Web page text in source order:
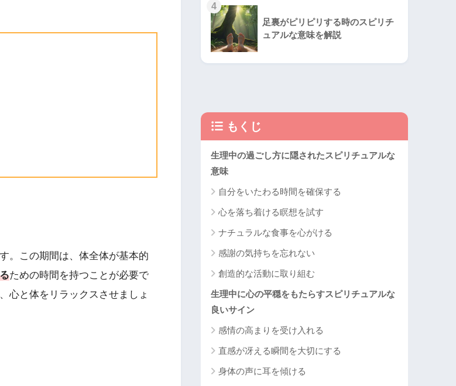
。この期間は、体全体が基本的
ための時間を持つことが必要で
心と体をリラックスさせましょ
4
足裏がピリピリする時のスピリチ
ュアルな意味を解説
もくじ
生理中の過ごし方に隠されたスピリチュアルな
意味
自分をいたわる時間を確保する
心を落ち着ける瞑想を試す
ナチュラルな食事を心がける
感謝の気持ちを忘れない
創造的な活動に取り組む
生理中に心の平穏をもたらすスピリチュアルな
良いサイン
感情の高まりを受け入れる
直感が冴える瞬間を大切にする
身体の声に耳を傾ける